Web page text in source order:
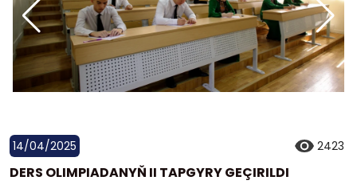
14/04/2025 2423
DERS OLIMPIADANYŇ II TAPGYRY GEÇIRILDI